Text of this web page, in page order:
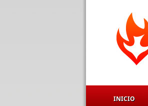
INICIO